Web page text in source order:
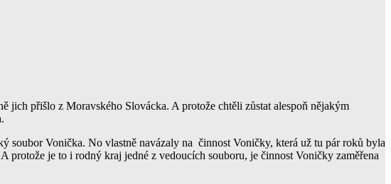
přišlo z Moravského Slovácka. A protože chtěli zůstat alespoň nějakým
soubor Vonička. No vlastně navázaly na činnost Voničky, která už tu pár roků byla
je to i rodný kraj jedné z vedoucích souboru, je činnost Voničky zaměřena